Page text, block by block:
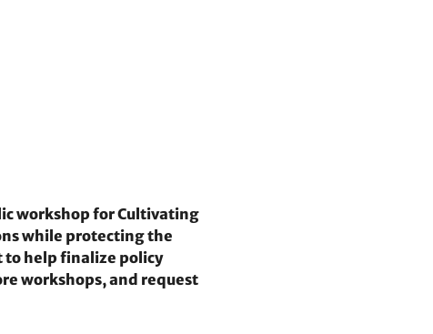
workshop for Cultivating
while protecting the
to help finalize policy
workshops, and request